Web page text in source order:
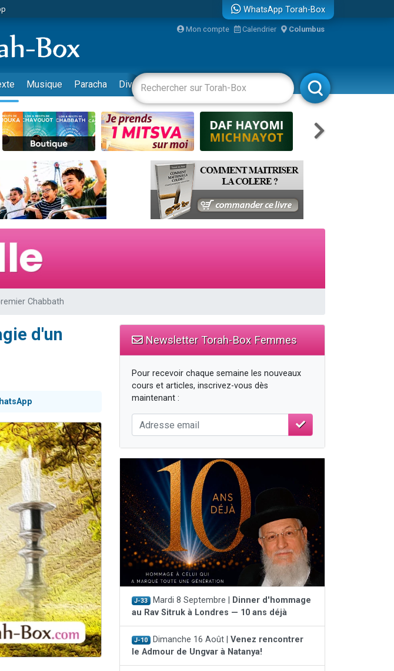
: pauvres d'Israel
80 ans, dans un appartement insalubre
Chabbath et le Birkat Hamazone à travers le temps
la jambe de Yohan
déjà orphelins risquent de perdre leur maman
Rivka, 6 enfants, victime de violences...
WhatsApp Torah-Box
Mon compte Calendrier Columbus
Musique Paracha Divertissements Livres Rabbanim
Chabbath
d'un
Newsletter Torah-Box Femmes
Pour recevoir chaque semaine les nouveaux
cours et articles, inscrivez-vous dès
maintenant :
J-33 Mardi 8 Septembre |
Dinner d'hommage
au Rav Sitruk à Londres — 10 ans déjà
J-10 Dimanche 16 Août | Venez rencontrer
le Admour de Ungvar à Natanya!